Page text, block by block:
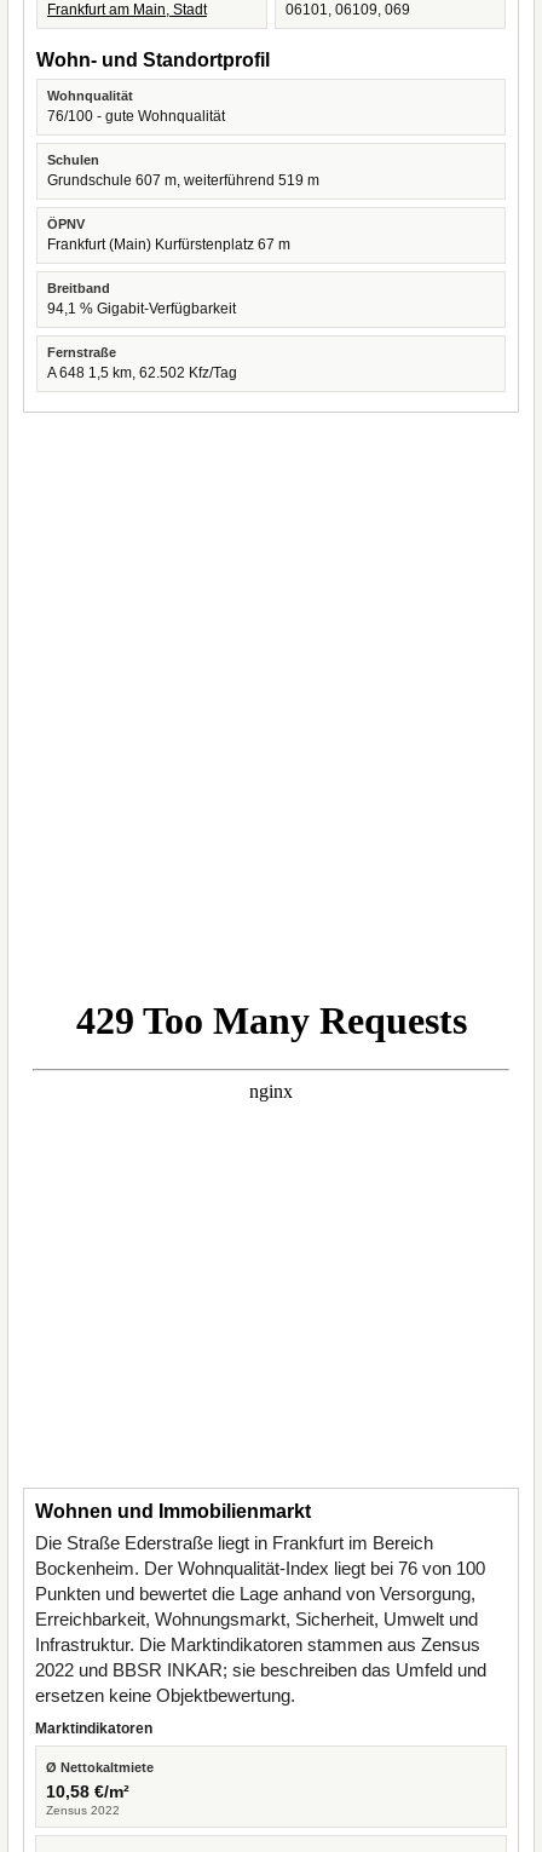
Frankfurt am Main, Stadt 06101, 06109, 069
Wohn- und Standortprofil
Wohnqualität
76/100 - gute Wohnqualität
Schulen
Grundschule 607 m, weiterführend 519 m
ÖPNV
Frankfurt (Main) Kurfürstenplatz 67 m
Breitband
94,1 % Gigabit-Verfügbarkeit
Fernstraße
A 648 1,5 km, 62.502 Kfz/Tag
Wohnen und Immobilienmarkt
Die Straße Ederstraße liegt in Frankfurt im Bereich
Bockenheim. Der Wohnqualität-Index liegt bei 76 von 100
Punkten und bewertet die Lage anhand von Versorgung,
Erreichbarkeit, Wohnungsmarkt, Sicherheit, Umwelt und
Infrastruktur. Die Marktindikatoren stammen aus Zensus
2022 und BBSR INKAR; sie beschreiben das Umfeld und
ersetzen keine Objektbewertung.
Marktindikatoren
Ø Nettokaltmiete
10,58 €/m²
Zensus 2022